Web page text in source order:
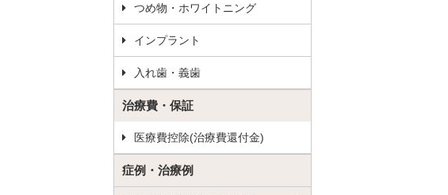
つめ物・ホワイトニング
インプラント
入れ歯・義歯
治療費・保証
医療費控除(治療費還付金)
症例・治療例